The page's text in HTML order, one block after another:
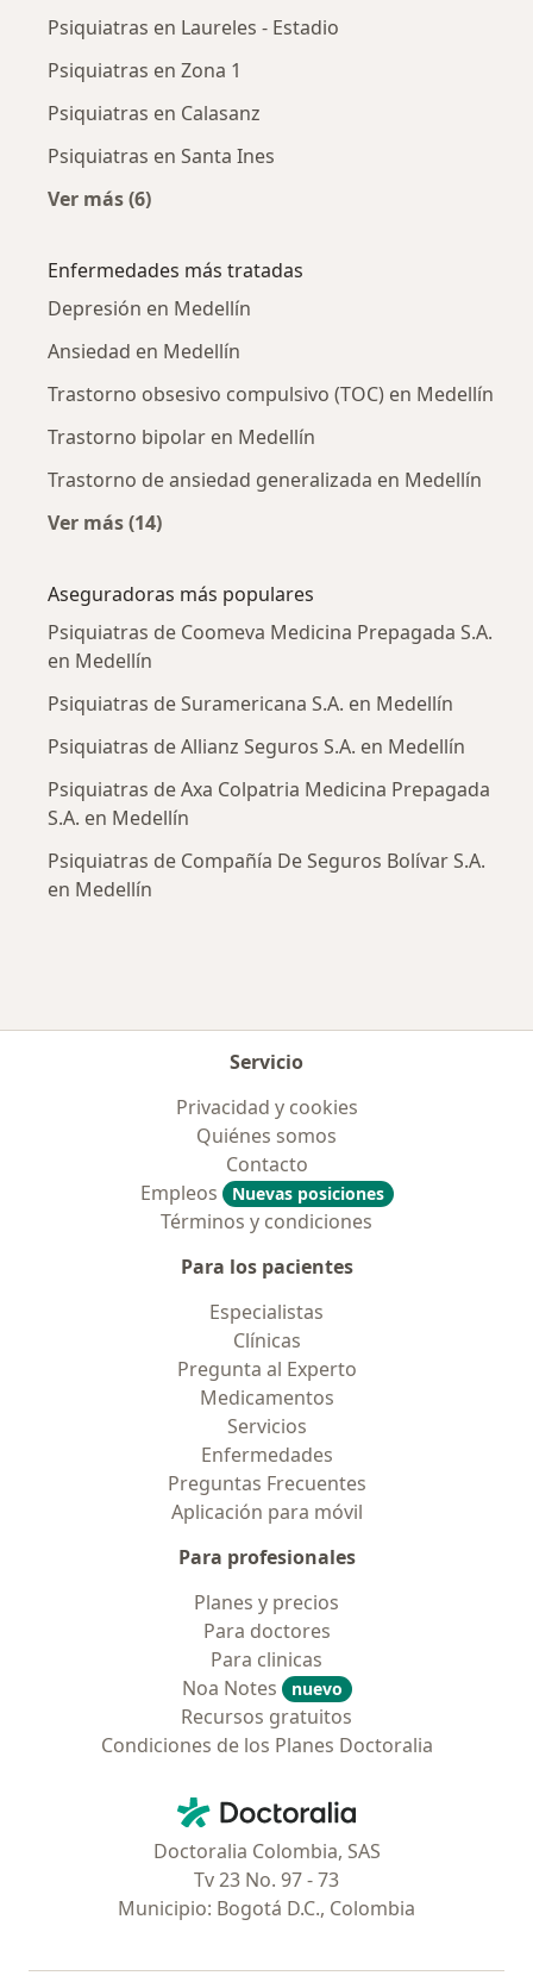
Psiquiatras en Laureles - Estadio
Psiquiatras en Zona 1
Psiquiatras en Calasanz
Psiquiatras en Santa Ines
Ver más (6)
Enfermedades más tratadas
Depresión en Medellín
Ansiedad en Medellín
Trastorno obsesivo compulsivo (TOC) en Medellín
Trastorno bipolar en Medellín
Trastorno de ansiedad generalizada en Medellín
Ver más (14)
Aseguradoras más populares
Psiquiatras de Coomeva Medicina Prepagada S.A.
en Medellín
Psiquiatras de Suramericana S.A. en Medellín
Psiquiatras de Allianz Seguros S.A. en Medellín
Psiquiatras de Axa Colpatria Medicina Prepagada
S.A. en Medellín
Psiquiatras de Compañía De Seguros Bolívar S.A.
en Medellín
Servicio
Privacidad y cookies
Quiénes somos
Contacto
Empleos
Nuevas posiciones
Términos y condiciones
Para los pacientes
Especialistas
Clínicas
Pregunta al Experto
Medicamentos
Servicios
Enfermedades
Preguntas Frecuentes
Aplicación para móvil
Para profesionales
Planes y precios
Para doctores
Para clinicas
Noa Notes
nuevo
Recursos gratuitos
Condiciones de los Planes Doctoralia
Doctoralia - Página de inicio
Doctoralia Colombia, SAS
Tv 23 No. 97 - 73
Municipio: Bogotá D.C., Colombia